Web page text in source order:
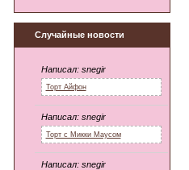
Случайные новости
Написал: snegir
Торт Айфон
Написал: snegir
Торт с Микки Маусом
Написал: snegir